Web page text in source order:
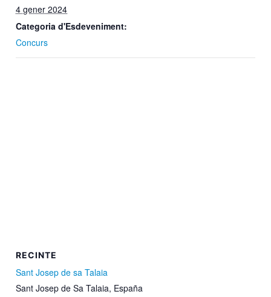
4 gener 2024
Categoria d'Esdeveniment:
Concurs
RECINTE
Sant Josep de sa Talaia
Sant Josep de Sa Talaia, España